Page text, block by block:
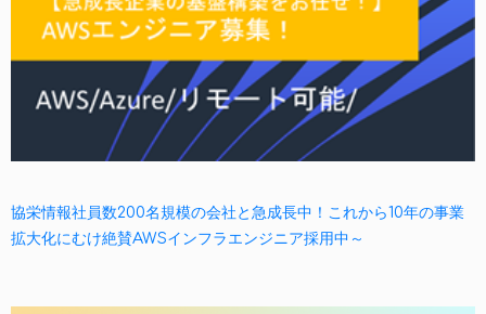
協栄情報社員数200名規模の会社と急成長中！これから10年の事業
拡大化にむけ絶賛AWSインフラエンジニア採用中～